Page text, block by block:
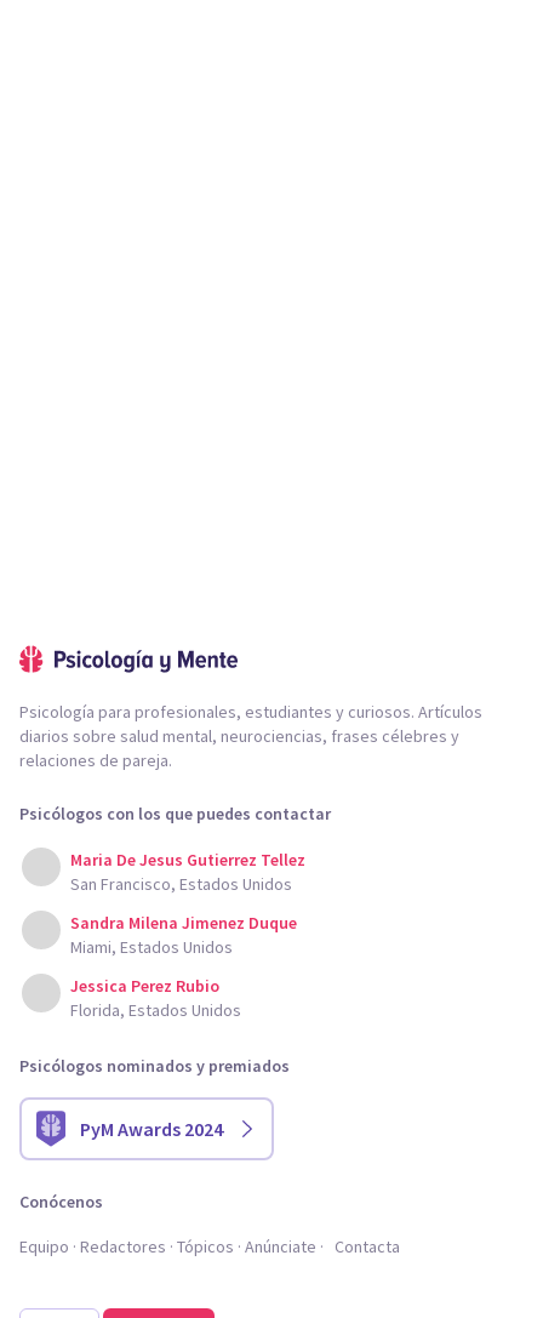
Psicología para profesionales, estudiantes y curiosos. Artículos
diarios sobre salud mental, neurociencias, frases célebres y
relaciones de pareja.
Psicólogos con los que puedes contactar
Maria De Jesus Gutierrez Tellez
San Francisco, Estados Unidos
Sandra Milena Jimenez Duque
Miami, Estados Unidos
Jessica Perez Rubio
Florida, Estados Unidos
Psicólogos nominados y premiados
PyM Awards 2024
Conócenos
Equipo Redactores Tópicos Anúnciate Contacta